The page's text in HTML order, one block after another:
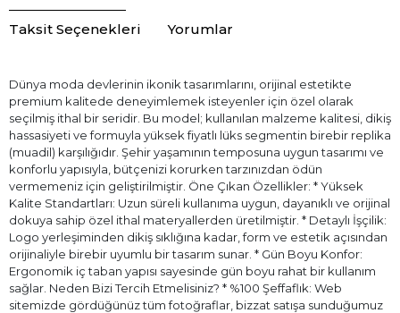
Taksit Seçenekleri Yorumlar
Dünya moda devlerinin ikonik tasarımlarını, orijinal estetikte
premium kalitede deneyimlemek isteyenler için özel olarak
seçilmiş ithal bir seridir. Bu model; kullanılan malzeme kalitesi, dikiş
hassasiyeti ve formuyla yüksek fiyatlı lüks segmentin birebir replika
(muadil) karşılığıdır. Şehir yaşamının temposuna uygun tasarımı ve
konforlu yapısıyla, bütçenizi korurken tarzınızdan ödün
vermemeniz için geliştirilmiştir. Öne Çıkan Özellikler: * Yüksek
Kalite Standartları: Uzun süreli kullanıma uygun, dayanıklı ve orijinal
dokuya sahip özel ithal materyallerden üretilmiştir. * Detaylı İşçilik:
Logo yerleşiminden dikiş sıklığına kadar, form ve estetik açısından
orijinaliyle birebir uyumlu bir tasarım sunar. * Gün Boyu Konfor:
Ergonomik iç taban yapısı sayesinde gün boyu rahat bir kullanım
sağlar. Neden Bizi Tercih Etmelisiniz? * %100 Şeffaflık: Web
sitemizde gördüğünüz tüm fotoğraflar, bizzat satışa sunduğumuz